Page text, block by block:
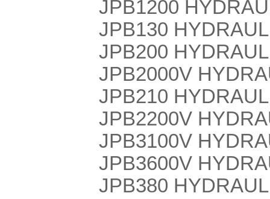
JPB1200
JPB130
JPB200
JPB2000V
JPB210
JPB2200V
JPB3100V
JPB3600V
JPB380